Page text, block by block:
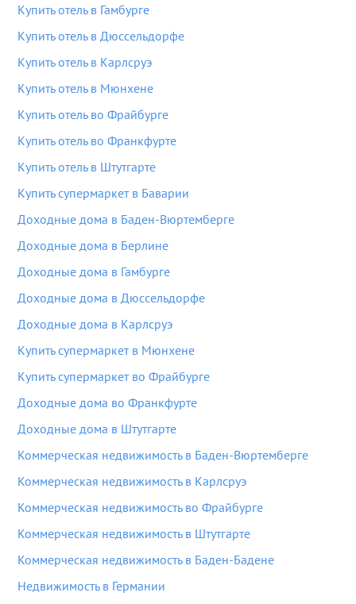
Купить отель в Гамбурге
Купить отель в Дюссельдорфе
Купить отель в Карлсруэ
Купить отель в Мюнхене
Купить отель во Фрайбурге
Купить отель во Франкфурте
Купить отель в Штутгарте
Купить супермаркет в Баварии
Доходные дома в Баден-Вюртемберге
Доходные дома в Берлине
Доходные дома в Гамбурге
Доходные дома в Дюссельдорфе
Доходные дома в Карлсруэ
Купить супермаркет в Мюнхене
Купить супермаркет во Фрайбурге
Доходные дома во Франкфурте
Доходные дома в Штутгарте
Коммерческая недвижимость в Баден-Вюртемберге
Коммерческая недвижимость в Карлсруэ
Коммерческая недвижимость во Фрайбурге
Коммерческая недвижимость в Штутгарте
Коммерческая недвижимость в Баден-Бадене
Недвижимость в Германии